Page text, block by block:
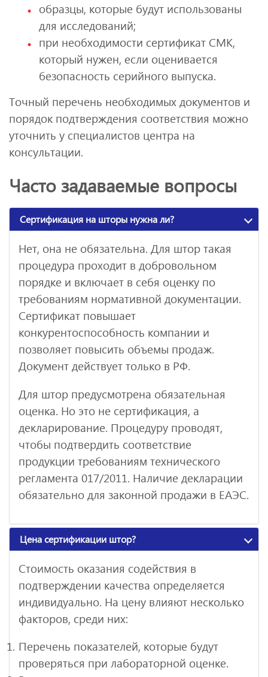
образцы, которые будут использованы
для исследований;
при необходимости сертификат СМК,
который нужен, если оценивается
безопасность серийного выпуска.
Точный перечень необходимых документов и
порядок подтверждения соответствия можно
уточнить у специалистов центра на
консультации.
Часто задаваемые вопросы
Сертификация на шторы нужна ли?
Нет, она не обязательна. Для штор такая
процедура проходит в добровольном
порядке и включает в себя оценку по
требованиям нормативной документации.
Сертификат повышает
конкурентоспособность компании и
позволяет повысить объемы продаж.
Документ действует только в РФ.
Для штор предусмотрена обязательная
оценка. Но это не сертификация, а
декларирование. Процедуру проводят,
чтобы подтвердить соответствие
продукции требованиям технического
регламента 017/2011. Наличие декларации
обязательно для законной продажи в ЕАЭС.
Цена сертификации штор?
Стоимость оказания содействия в
подтверждении качества определяется
индивидуально. На цену влияют несколько
факторов, среди них:
Перечень показателей, которые будут
проверяться при лабораторной оценке.